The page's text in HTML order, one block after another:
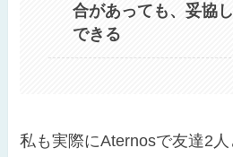
合があっても、妥協
できる
私も実際にAternosで友達2